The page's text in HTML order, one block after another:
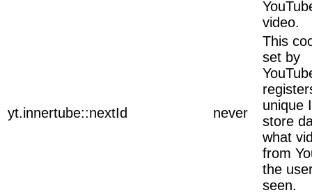
video.
yt.innertube::nextId never
This
set by
unique
store
what
from
the
seen.